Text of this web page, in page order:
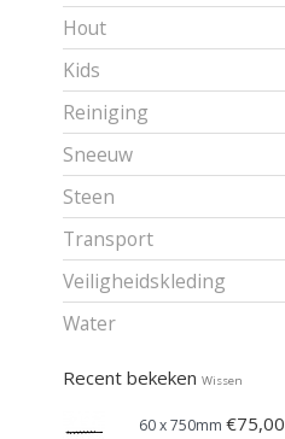
Hout
Kids
Reiniging
Sneeuw
Steen
Transport
Veiligheidskleding
Water
Recent bekeken Wissen
60 x 750mm €75,00